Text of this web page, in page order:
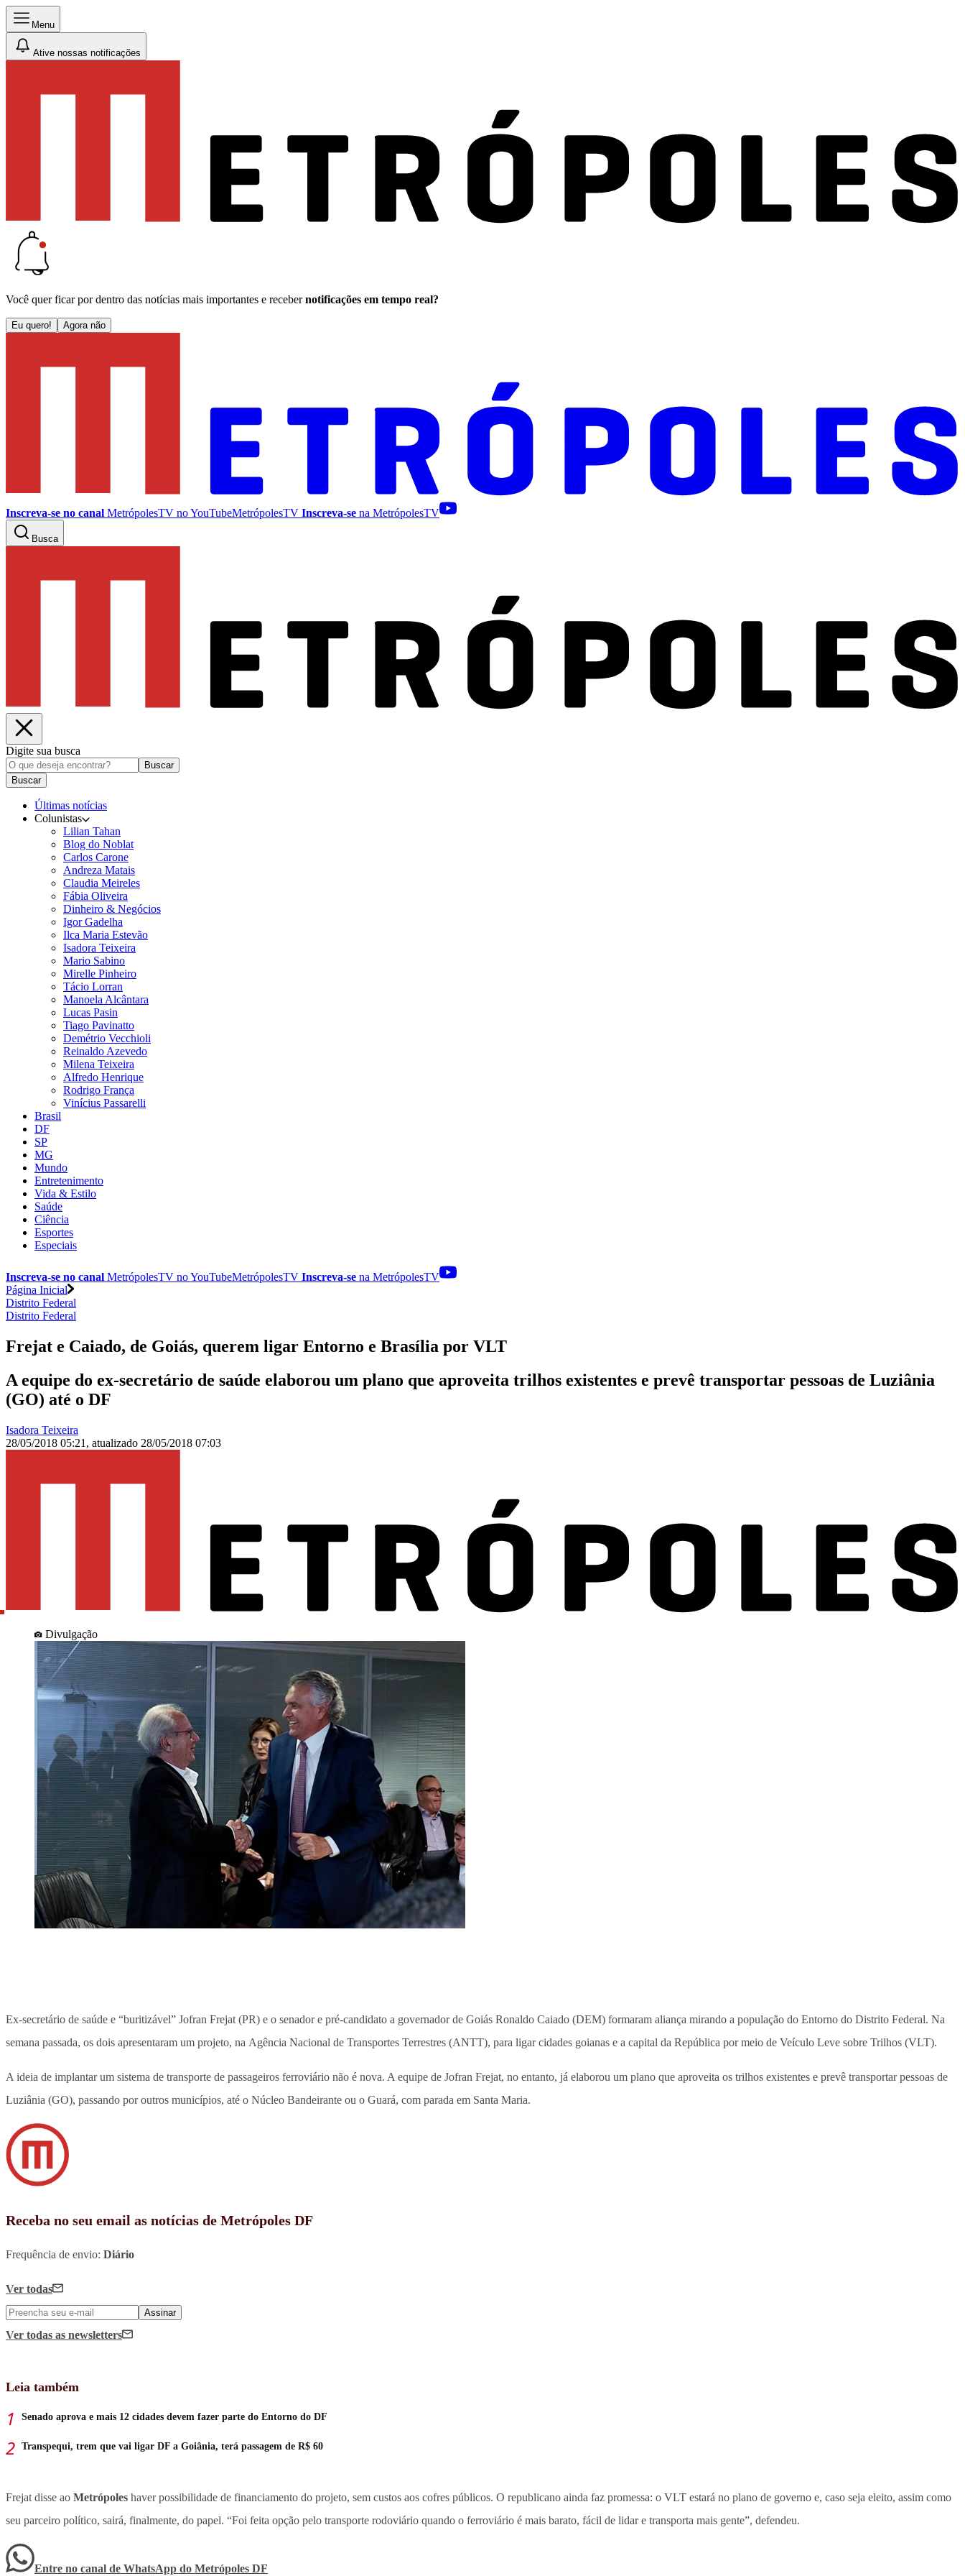
Menu
Ative nossas notificações
Você quer ficar por dentro das notícias mais importantes e receber notificações em tempo real?
Eu quero! Agora não
Inscreva-se no canal MetrópolesTV noYouTubeMetrópolesTV Inscreva-se na MetrópolesTV
Busca
Digite sua busca
Buscar
Buscar
Últimas notícias
Colunistas
Lilian Tahan
Blog do Noblat
Carlos Carone
Andreza Matais
Claudia Meireles
Fábia Oliveira
Dinheiro & Negócios
Igor Gadelha
Ilca Maria Estevão
Isadora Teixeira
Mario Sabino
Mirelle Pinheiro
Tácio Lorran
Manoela Alcântara
Lucas Pasin
Tiago Pavinatto
Demétrio Vecchioli
Reinaldo Azevedo
Milena Teixeira
Alfredo Henrique
Rodrigo França
Vinícius Passarelli
Brasil
DF
SP
MG
Mundo
Entretenimento
Vida & Estilo
Saúde
Ciência
Esportes
Especiais
Inscreva-se no canal MetrópolesTV noYouTubeMetrópolesTV Inscreva-se na MetrópolesTV
Página Inicial
Distrito Federal
Distrito Federal
Frejat e Caiado, de Goiás, querem ligar Entorno e Brasília por VLT
A equipe do ex-secretário de saúde elaborou um plano que aproveita trilhos existentes e prevê transportar pessoas de Luziânia
(GO) até o DF
Isadora Teixeira
28/05/2018 05:21 , atualizado 28/05/2018 07:03
Divulgação
Ex-secretário de saúde e “buritizável” Jofran Frejat (PR) e o senador e pré-candidato a governador de Goiás Ronaldo Caiado (DEM) formaram aliança mirando a população do Entorno do Distrito Federal. Na
semana passada, os dois apresentaram um projeto, na Agência Nacional de Transportes Terrestres (ANTT), para ligar cidades goianas e a capital da República por meio de Veículo Leve sobre Trilhos (VLT).
A ideia de implantar um sistema de transporte de passageiros ferroviário não é nova. A equipe de Jofran Frejat, no entanto, já elaborou um plano que aproveita os trilhos existentes e prevê transportar pessoas de
Luziânia (GO), passando por outros municípios, até o Núcleo Bandeirante ou o Guará, com parada em Santa Maria.
Receba no seu email as notícias de Metrópoles DF
Frequência de envio: Diário
Ver todas
Assinar
Ver todas as newsletters
Leia também
Senado aprova e mais 12 cidades devem fazer parte do Entorno do DF
Transpequi, trem que vai ligar DF a Goiânia, terá passagem de R$ 60
Frejat disse ao Metrópoles haver possibilidade de financiamento do projeto, sem custos aos cofres públicos. O republicano ainda faz promessa: o VLT estará no plano de governo e, caso seja eleito, assim como
seu parceiro político, sairá, finalmente, do papel. “Foi feita opção pelo transporte rodoviário quando o ferroviário é mais barato, fácil de lidar e transporta mais gente”, defendeu.
Entre no canal de WhatsApp do Metrópoles DF